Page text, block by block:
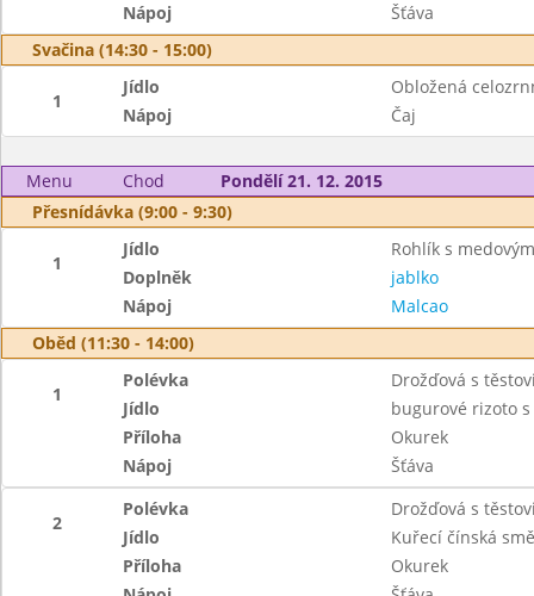
Nápoj
Šťáva
Svačina (14:30 - 15:00)
1
Jídlo
Obložená
Nápoj
Čaj
Menu Chod
Pondělí 21. 12. 2015
Přesnídávka (9:00 - 9:30)
1
Jídlo
Rohlík s
Doplněk
jablko
Nápoj
Malcao
Oběd (11:30 - 14:00)
1
Polévka
Drožďová s
Jídlo
bugurové rizoto
Příloha
Okurek
Nápoj
Šťáva
2
Polévka
Drožďová s
Jídlo
Kuřecí čínská
Příloha
Okurek